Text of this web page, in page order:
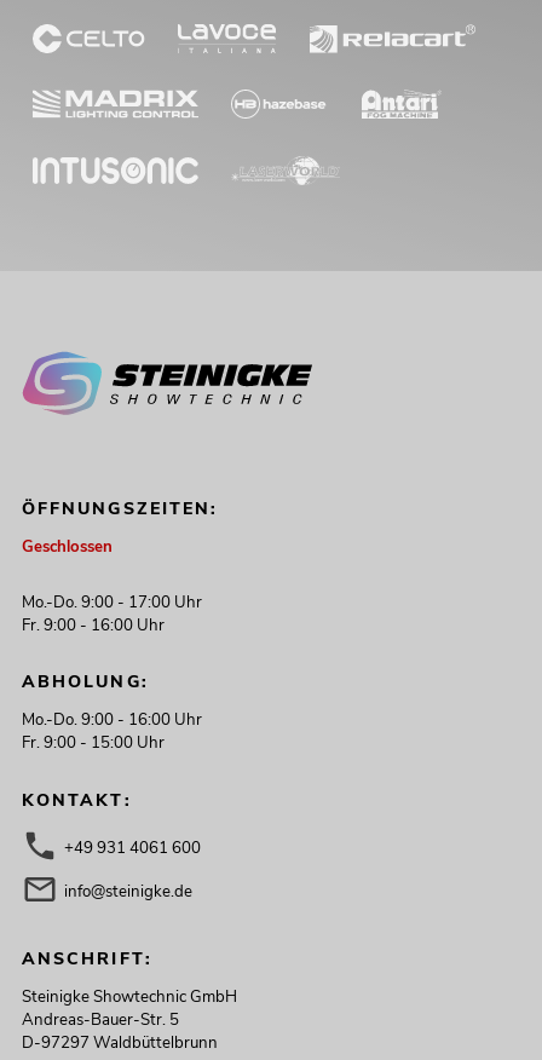
ÖFFNUNGSZEITEN:
Geschlossen
Mo.-Do. 9:00 - 17:00 Uhr
Fr. 9:00 - 16:00 Uhr
ABHOLUNG:
Mo.-Do. 9:00 - 16:00 Uhr
Fr. 9:00 - 15:00 Uhr
KONTAKT:
+49 931 4061 600
info@steinigke.de
ANSCHRIFT:
Steinigke Showtechnic GmbH
Andreas-Bauer-Str. 5
D-97297 Waldbüttelbrunn